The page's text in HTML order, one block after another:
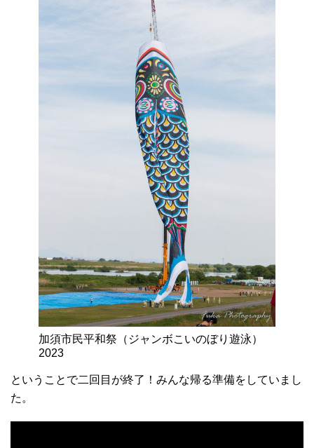
加須市民平和祭（ジャンボこいのぼり遊泳）
2023
ということで二回目が終了！みんな帰る準備をしていまし
た。